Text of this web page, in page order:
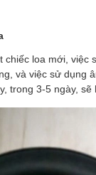
chiếc loa mới,
và việc sử dụng
trong 3-5 ngày,